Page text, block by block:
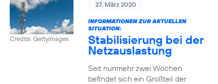
Credits: Gettyimages
27. März 2020
INFORMATIONEN ZUR AKTUELLEN
SITUATION:
Stabilisierung bei der
Netzauslastung
Seit nunmehr zwei Wochen
befindet sich ein Großteil der